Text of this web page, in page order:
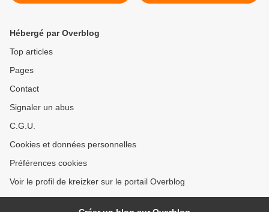
Hébergé par Overblog
Top articles
Pages
Contact
Signaler un abus
C.G.U.
Cookies et données personnelles
Préférences cookies
Voir le profil de kreizker sur le portail Overblog